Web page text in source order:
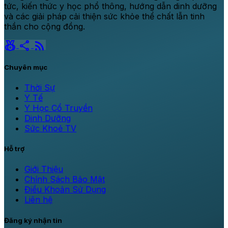
tức, kiến thức y học phổ thông, hướng dẫn dinh dưỡng
và các giải pháp cải thiện sức khỏe thể chất lẫn tinh
thần cho cộng đồng.
social_leaderboard share rss_feed
Chuyên mục
Thời Sự
Y Tế
Y Học Cổ Truyền
Dinh Dưỡng
Sức Khoẻ TV
Hỗ trợ
Giới Thiệu
Chính Sách Bảo Mật
Điều Khoản Sử Dụng
Liên hệ
Đăng ký nhận tin